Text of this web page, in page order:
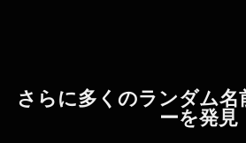
さらに多くのランダム名
ーを発見